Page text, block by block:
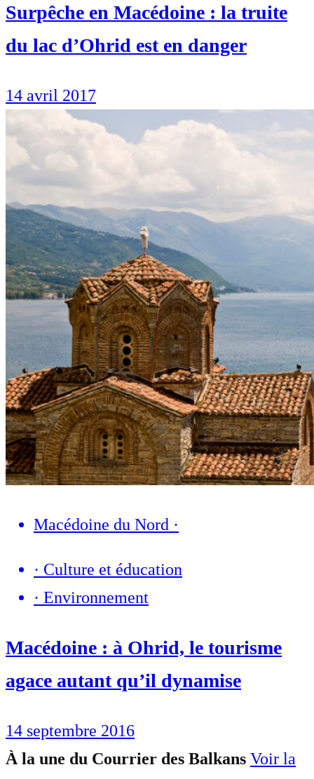
Surpêche en Macédoine : la truite
du lac d’Ohrid est en danger
14 avril 2017
Macédoine du Nord ·
· Culture et éducation
· Environnement
Macédoine : à Ohrid, le tourisme
agace autant qu’il dynamise
14 septembre 2016
À la une du Courrier des Balkans Voir la